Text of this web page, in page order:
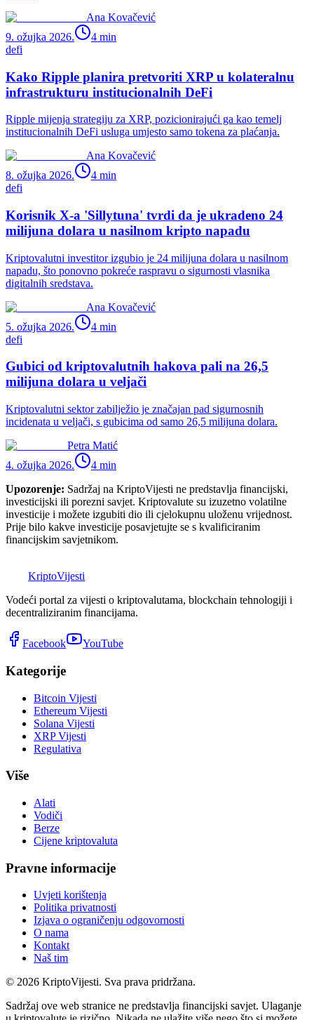
Ana Kovačević
9. ožujka 2026.
4 min
defi
Kako Ripple planira pretvoriti XRP u kolateralnu
infrastrukturu institucionalnih DeFi
Ripple mijenja strategiju za XRP, pozicionirajući ga kao temelj
institucionalnih DeFi usluga umjesto samo tokena za plaćanja.
Ana Kovačević
8. ožujka 2026.
4 min
defi
Korisnik X-a 'Sillytuna' tvrdi da je ukradeno 24
milijuna dolara u nasilnom kripto napadu
Kriptovalutni investitor izgubio je 24 milijuna dolara u nasilnom
napadu, što ponovno pokreće raspravu o sigurnosti vlasnika
digitalnih sredstava.
Ana Kovačević
5. ožujka 2026.
4 min
defi
Gubici od kriptovalutnih hakova pali na 26,5
milijuna dolara u veljači
Kriptovalutni sektor zabilježio je značajan pad sigurnosnih
incidenata u veljači, s gubicima od samo 26,5 milijuna dolara.
Petra Matić
4. ožujka 2026.
4 min
Upozorenje: Sadržaj na KriptoVijesti ne predstavlja financijski,
investicijski ili porezni savjet. Kriptovalute su izuzetno volatilne
investicije i možete izgubiti dio ili cjelokupnu uloženu vrijednost.
Prije bilo kakve investicije posavjetujte se s kvalificiranim
financijskim savjetnikom.
KriptoVijesti
Vodeći portal za vijesti o kriptovalutama, blockchain tehnologiji i
decentraliziranim financijama.
Facebook YouTube
Kategorije
Bitcoin Vijesti
Ethereum Vijesti
Solana Vijesti
XRP Vijesti
Regulativa
Više
Alati
Vodiči
Berze
Cijene kriptovaluta
Pravne informacije
Uvjeti korištenja
Politika privatnosti
Izjava o ograničenju odgovornosti
O nama
Kontakt
Naš tim
© 2026 KriptoVijesti. Sva prava pridržana.
Sadržaj ove web stranice ne predstavlja financijski savjet. Ulaganje